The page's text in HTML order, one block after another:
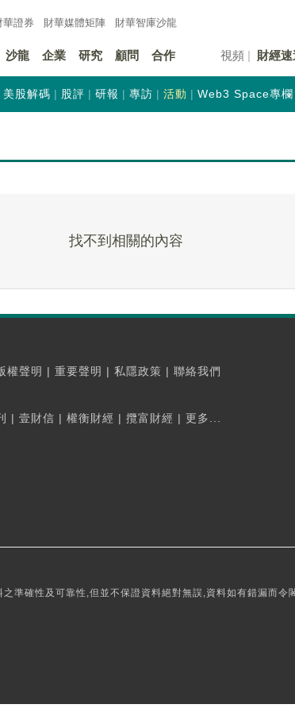
華證券 財華媒體矩陣 財華智庫沙龍
沙龍 企業 研究 顧問 合作 視頻 財經速
美股解碼 股評 研報 專訪 活動 Web3 Space專欄
找不到相關的內容
權聲明 | 重要聲明 | 私隱政策 | 聯絡我們
| 壹財信 | 權衡財經 | 攬富財經 | 更多...
準確性及可靠性,但並不保證資料絕對無誤,資料如有錯漏而令